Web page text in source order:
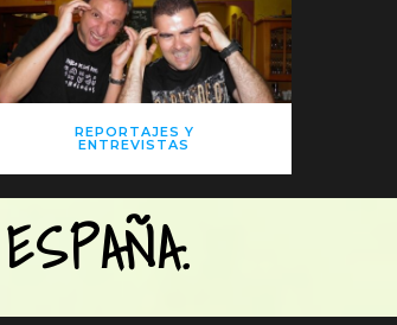
REPORTAJES Y
ENTREVISTAS